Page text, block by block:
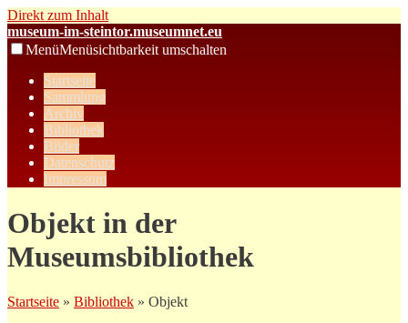
Direkt zum Inhalt
museum-im-steintor.museumnet.eu
MenüMenüsichtbarkeit umschalten
Startseite
Sammlung
Archiv
Bibliothek
Bilder
Datenschutz
Impressum
Objekt in der
Museumsbibliothek
Startseite » Bibliothek » Objekt